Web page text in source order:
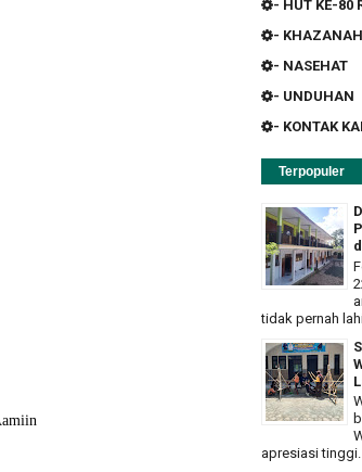
- HUT KE-80
- KHAZANAH
- NASEHAT
- UNDUHAN
- KONTAK
Terpopuler
tidak pernah
apresiasi